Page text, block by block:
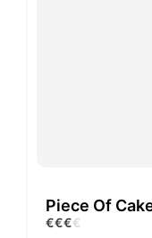
Piece Of
€€€€